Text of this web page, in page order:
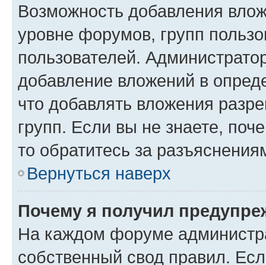
Возможность добавления
уровне форумов, групп
пользователей.
добавление вложений в
что добавлять вложения
групп. Если вы не знаете,
то обратитесь за
Вернуться наверх
Почему я получил
На каждом форуме
собственный свод правил.